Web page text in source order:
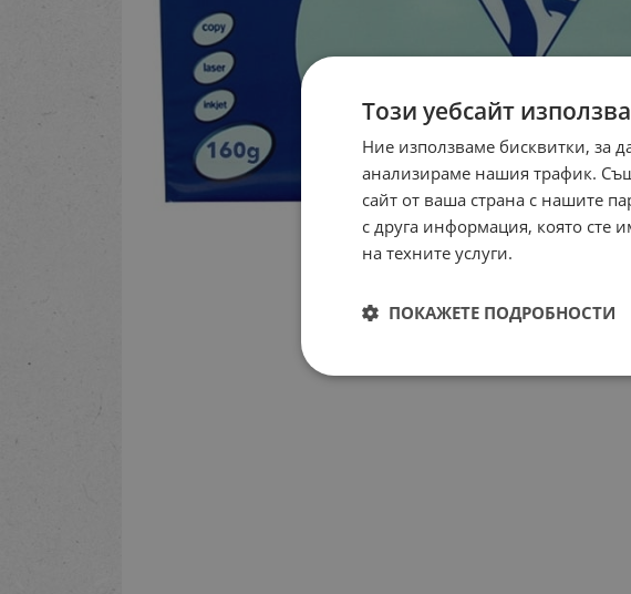
Този уебсайт
Ние използваме бисквитки, за
анализираме нашия трафик.
сайт от ваша страна с нашите
с друга информация, която сте
на техните услуги.
ПОКАЖЕТЕ ПОДРОБНОСТИ